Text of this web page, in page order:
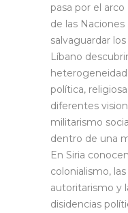
pasa por el
de las
salvaguardar
Líbano
política,
diferentes
militarismo
dentro de una
En Siria
colonialismo,
autoritarismo y
disidencias